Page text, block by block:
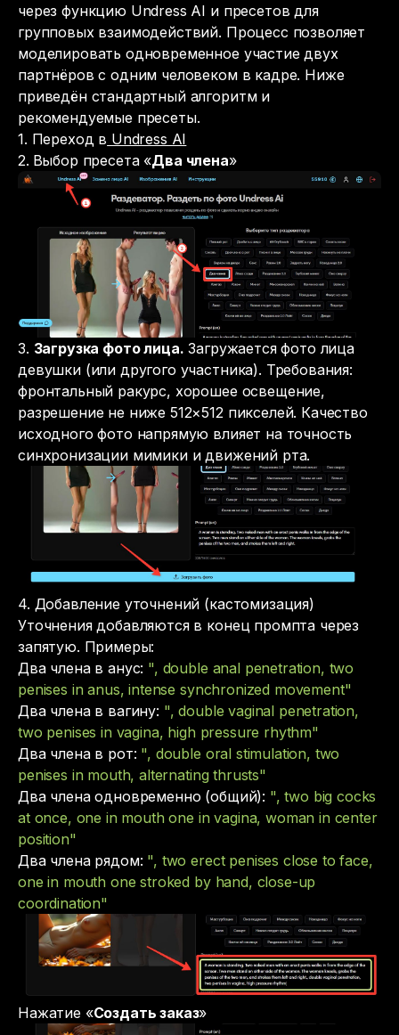
через функцию Undress AI и пресетов для
групповых взаимодействий. Процесс позволяет
моделировать одновременное участие двух
партнёров с одним человеком в кадре. Ниже
приведён стандартный алгоритм и
рекомендуемые пресеты.
1. Переход в Undress AI
2. Выбор пресета «Два члена»
3. Загрузка фото лица. Загружается фото лица
девушки (или другого участника). Требования:
фронтальный ракурс, хорошее освещение,
разрешение не ниже 512×512 пикселей. Качество
исходного фото напрямую влияет на точность
синхронизации мимики и движений рта.
4. Добавление уточнений (кастомизация)
Уточнения добавляются в конец промпта через
запятую. Примеры:
Два члена в анус: ", double anal penetration, two
penises in anus, intense synchronized movement"
Два члена в вагину: ", double vaginal penetration,
two penises in vagina, high pressure rhythm"
Два члена в рот: ", double oral stimulation, two
penises in mouth, alternating thrusts"
Два члена одновременно (общий): ", two big cocks
at once, one in mouth one in vagina, woman in center
position"
Два члена рядом: ", two erect penises close to face,
one in mouth one stroked by hand, close-up
coordination"
Нажатие «Создать заказ»